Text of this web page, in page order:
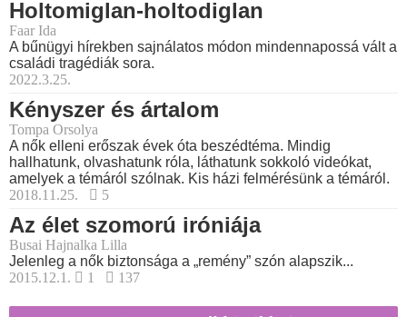
Holtomiglan-holtodiglan
Faar Ida
A bűnügyi hírekben sajnálatos módon mindennapossá vált a
családi tragédiák sora.
2022.3.25.
Kényszer és ártalom
Tompa Orsolya
A nők elleni erőszak évek óta beszédtéma. Mindig
hallhatunk, olvashatunk róla, láthatunk sokkoló videókat,
amelyek a témáról szólnak. Kis házi felmérésünk a témáról.
2018.11.25.
5
Az élet szomorú iróniája
Busai Hajnalka Lilla
Jelenleg a nők biztonsága a „remény” szón alapszik...
2015.12.1.
1 137